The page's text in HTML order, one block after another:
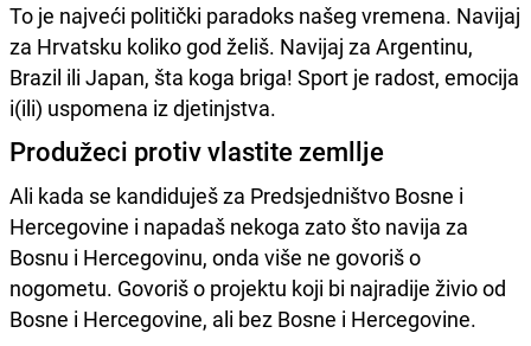
To je najveći politički paradoks našeg vremena. Navijaj
za Hrvatsku koliko god želiš. Navijaj za Argentinu,
Brazil ili Japan, šta koga briga! Sport je radost, emocija
i(ili) uspomena iz djetinjstva.
Produžeci protiv vlastite zemllje
Ali kada se kandiduješ za Predsjedništvo Bosne i
Hercegovine i napadaš nekoga zato što navija za
Bosnu i Hercegovinu, onda više ne govoriš o
nogometu. Govoriš o projektu koji bi najradije živio od
Bosne i Hercegovine, ali bez Bosne i Hercegovine.